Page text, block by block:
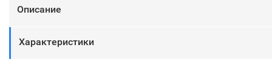
Описание
Характеристики